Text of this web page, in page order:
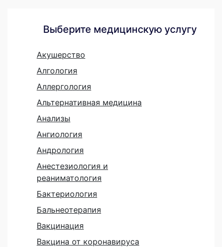
Выберите медицинскую услугу
Акушерство
Алгология
Аллергология
Альтернативная медицина
Анализы
Ангиология
Андрология
Анестезиология и
реаниматология
Бактериология
Бальнеотерапия
Вакцинация
Вакцина от коронавируса